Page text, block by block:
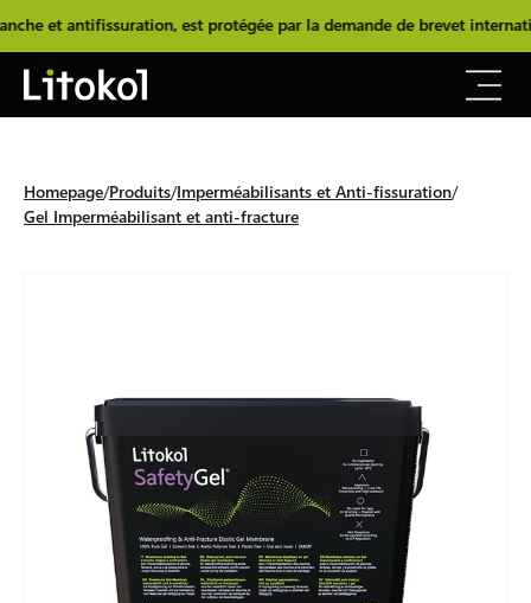
antifissuration, est protégée par la demande de brevet international
Homepage Produits Imperméabilisants et Anti-fissuration
Gel Imperméabilisant et anti-fracture